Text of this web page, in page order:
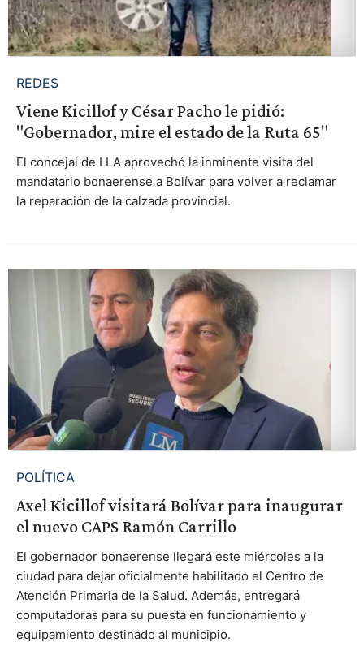
REDES
Viene Kicillof y César Pacho le pidió:
"Gobernador, mire el estado de la Ruta 65"
El concejal de LLA aprovechó la inminente visita del
mandatario bonaerense a Bolívar para volver a reclamar
la reparación de la calzada provincial.
POLÍTICA
Axel Kicillof visitará Bolívar para inaugurar
el nuevo CAPS Ramón Carrillo
El gobernador bonaerense llegará este miércoles a la
ciudad para dejar oficialmente habilitado el Centro de
Atención Primaria de la Salud. Además, entregará
computadoras para su puesta en funcionamiento y
equipamiento destinado al municipio.